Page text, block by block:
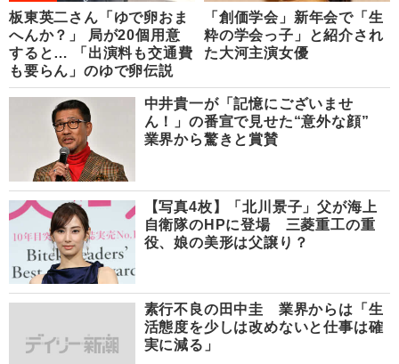
板東英二さん「ゆで卵おま
へんか？」 局が20個用意
すると… 「出演料も交通費
も要らん」のゆで卵伝説
「創価学会」新年会で「生
粋の学会っ子」と紹介され
た大河主演女優
中井貴一が「記憶にございませ
ん！」の番宣で見せた“意外な顔”
業界から驚きと賞賛
【写真4枚】「北川景子」父が海上
自衛隊のHPに登場 三菱重工の重
役、娘の美形は父譲り？
素行不良の田中圭 業界からは「生
活態度を少しは改めないと仕事は確
実に減る」